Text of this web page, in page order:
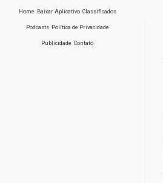
Home Baixar Aplicativo Classificados
Podcasts Política de Privacidade
Publicidade Contato